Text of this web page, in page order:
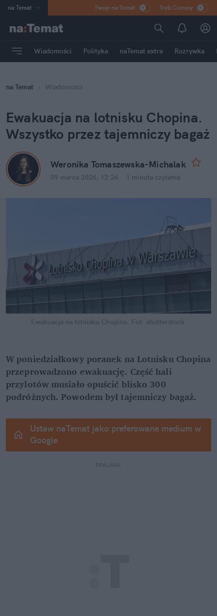
na:Temat
Poland
mama
Rozrywka
Twoje na:Temat Tryb Ciemny
Wiadomości Polityka naTemat extra Rozrywka
na:Temat Wiadomości
Ewakuacja na lotnisku Chopina.
Wszystko przez tajemniczy bagaż
Weronika Tomaszewska-Michalak
09 marca 2026, 12:26 1 minuta czytania
Ewakuacja na lotnisku Chopina. Fot. shutterstock
W poniedziałkowy poranek na Lotnisku Chopina
przeprowadzono ewakuację. Część hali
przylotów musiało opuścić blisko 300
podróżnych. Powodem był tajemniczy bagaż.
Ustaw naTemat jako preferowane medium w
Google
REKLAMA